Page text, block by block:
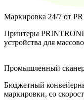
Маркировка 24/7 от
Принтеры
устройства для
Промышленный
Бюджетный
маркировки, со